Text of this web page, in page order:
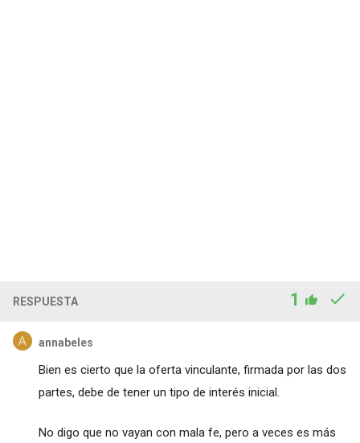
RESPUESTA 1
annabeles
Bien es cierto que la oferta vinculante, firmada por las dos
partes, debe de tener un tipo de interés inicial.
No digo que no vayan con mala fe, pero a veces es más